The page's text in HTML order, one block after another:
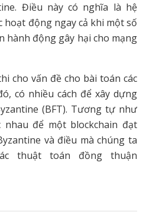
Điều này có nghĩa là hệ
hoạt động ngay cả khi một số
hành động gây hại cho mạng
cho vấn đề cho bài toán các
có nhiều cách để xây dựng
(BFT). Tương tự như
nhau để một blockchain đạt
và điều mà chúng ta
thuật toán đồng thuận